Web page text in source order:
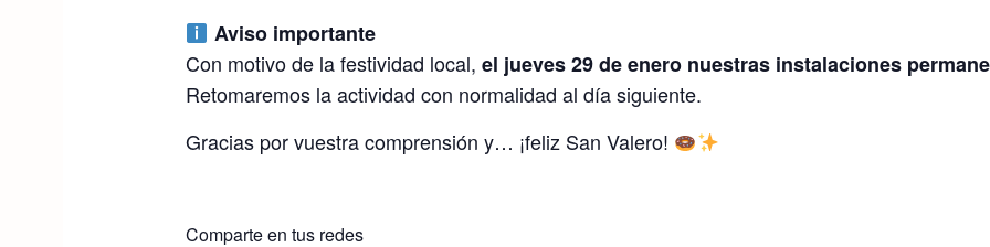
Aviso importante
Con motivo de la festividad local, el jueves 29 de enero nuestras instalaciones
Retomaremos la actividad con normalidad al día siguiente.
Gracias por vuestra comprensión y… ¡feliz San Valero!
Comparte en tus redes